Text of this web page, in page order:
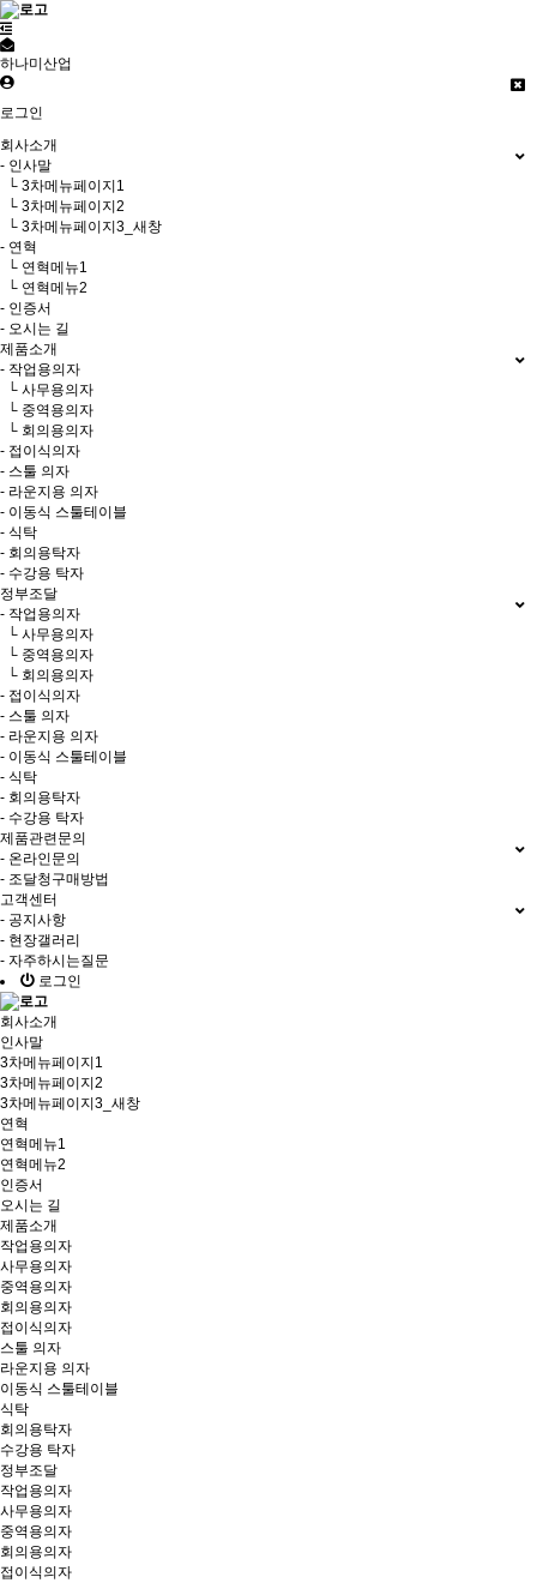
하나미산업
로그인
회사소개
- 인사말
└ 3차메뉴페이지1
└ 3차메뉴페이지2
└ 3차메뉴페이지3_새창
- 연혁
└ 연혁메뉴1
└ 연혁메뉴2
- 인증서
- 오시는 길
제품소개
- 작업용의자
└ 사무용의자
└ 중역용의자
└ 회의용의자
- 접이식의자
- 스툴 의자
- 라운지용 의자
- 이동식 스툴테이블
- 식탁
- 회의용탁자
- 수강용 탁자
정부조달
- 작업용의자
└ 사무용의자
└ 중역용의자
└ 회의용의자
- 접이식의자
- 스툴 의자
- 라운지용 의자
- 이동식 스툴테이블
- 식탁
- 회의용탁자
- 수강용 탁자
제품관련문의
- 온라인문의
- 조달청구매방법
고객센터
- 공지사항
- 현장갤러리
- 자주하시는질문
로그인
회사소개
인사말
3차메뉴페이지1
3차메뉴페이지2
3차메뉴페이지3_새창
연혁
연혁메뉴1
연혁메뉴2
인증서
오시는 길
제품소개
작업용의자
사무용의자
중역용의자
회의용의자
접이식의자
스툴 의자
라운지용 의자
이동식 스툴테이블
식탁
회의용탁자
수강용 탁자
정부조달
작업용의자
사무용의자
중역용의자
회의용의자
접이식의자